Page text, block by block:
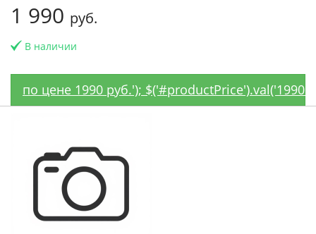
1 990 руб.
В наличии
по цене 1990 руб.');